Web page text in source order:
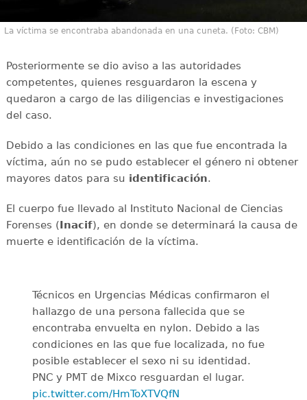
La víctima se encontraba abandonada en una cuneta. (Foto: CBM)
Posteriormente se dio aviso a las autoridades
competentes, quienes resguardaron la escena y
quedaron a cargo de las diligencias e investigaciones
del caso.
Debido a las condiciones en las que fue encontrada la
víctima, aún no se pudo establecer el género ni obtener
mayores datos para su identificación.
El cuerpo fue llevado al Instituto Nacional de Ciencias
Forenses (Inacif), en donde se determinará la causa de
muerte e identificación de la víctima.
Técnicos en Urgencias Médicas confirmaron el
hallazgo de una persona fallecida que se
encontraba envuelta en nylon. Debido a las
condiciones en las que fue localizada, no fue
posible establecer el sexo ni su identidad.
PNC y PMT de Mixco resguardan el lugar.
pic.twitter.com/HmToXTVQfN